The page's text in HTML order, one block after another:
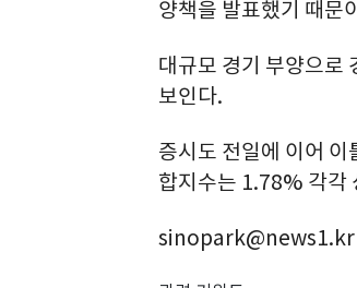
양책을 발표했기 때문
대규모 경기 부양으로
보인다.
증시도 전일에 이어
합지수는 1.78% 각각
sinopark@news1.kr